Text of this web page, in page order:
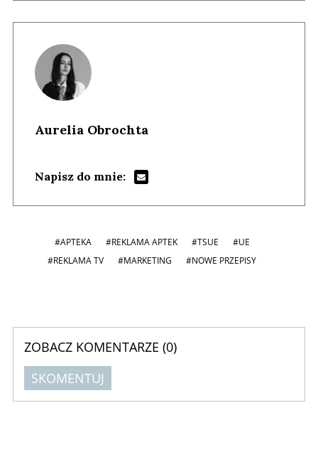
Aurelia Obrochta
Napisz do mnie:
#APTEKA #REKLAMA APTEK #TSUE
#UE
#REKLAMA TV
#MARKETING #NOWE PRZEPISY
ZOBACZ KOMENTARZE (0)
SKOMENTUJ